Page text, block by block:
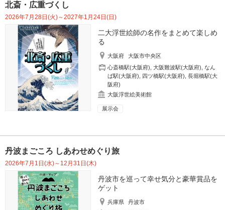
北斎・広重づくし
2026年7月28日(火)～2027年1月24日(日)
二大浮世絵師の名作をまとめて楽しめ
る
大阪府
大阪市中央区
心斎橋駅(大阪府) ,大阪難波駅(大阪府) ,なん
ば駅(大阪府)
四ツ橋駅(大阪府) ,長堀橋駅(大
阪府)
大阪浮世絵美術館
展示会
丹波まごころ しあわせめぐり旅
2026年7月1日(水)～12月31日(木)
丹波市を巡って幸せ気分と豪華賞品を
ゲット
兵庫県
丹波市